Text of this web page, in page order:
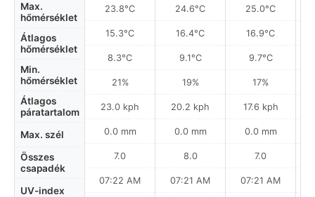
Max.
hőmérséklet
Átlagos
hőmérséklet
Min.
hőmérséklet
Átlagos
páratartalom
Max. szél
Összes
csapadék
UV-index
23.8°C
15.3°C
8.3°C
21%
23.0 kph
0.0 mm
7.0
07:22 AM
24.6°C
16.4°C
9.1°C
19%
20.2 kph
0.0 mm
8.0
07:21 AM
25.0°C
16.9°C
9.7°C
17%
17.6 kph
0.0 mm
7.0
07:21 AM